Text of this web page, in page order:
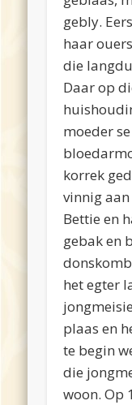
gebly.
haar
die
Daar op
moeder
korrek
vinnig
Bettie en
gebak en
het egter
plaas en
te begin
die
woon. Op